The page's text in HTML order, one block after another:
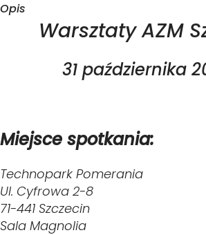
Opis
Warsztaty AZM
31 października
Miejsce spotkania:
Technopark Pomerania
Ul. Cyfrowa 2-8
71-441 Szczecin
Sala Magnolia